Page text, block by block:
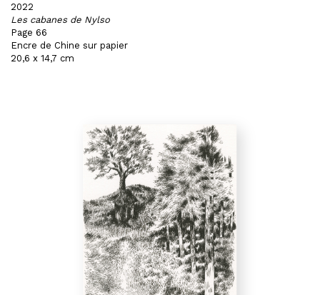
2022
Les cabanes de Nylso
Page 66
Encre de Chine sur papier
20,6 x 14,7 cm